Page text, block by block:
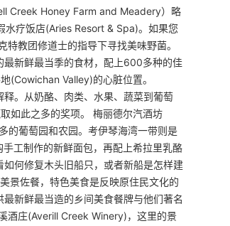
Creek Honey Farm and Meadery）略
水疗饭店(Aries Resort & Spa)。如果您
教团修道士的指导下寻找美味野菌。
新鲜最当季的食材，配上600多种的佳
(Cowichan Valley)的心脏位置。
。从奶酪、肉类、水果、蔬菜到葡萄
如此之多的奖项。 梅丽德尔汽酒坊
的葡萄园和农园。考伊琴海湾一带则是
工制作的新鲜面包，再配上希拉里乳酪
何修复木头旧船只，或者新船是怎样建
景佐餐，特色美食是反映原住民文化的
新鲜最当造的乡间美食餐牌与他们著名
酒庄(Averill Creek Winery)，这里的景